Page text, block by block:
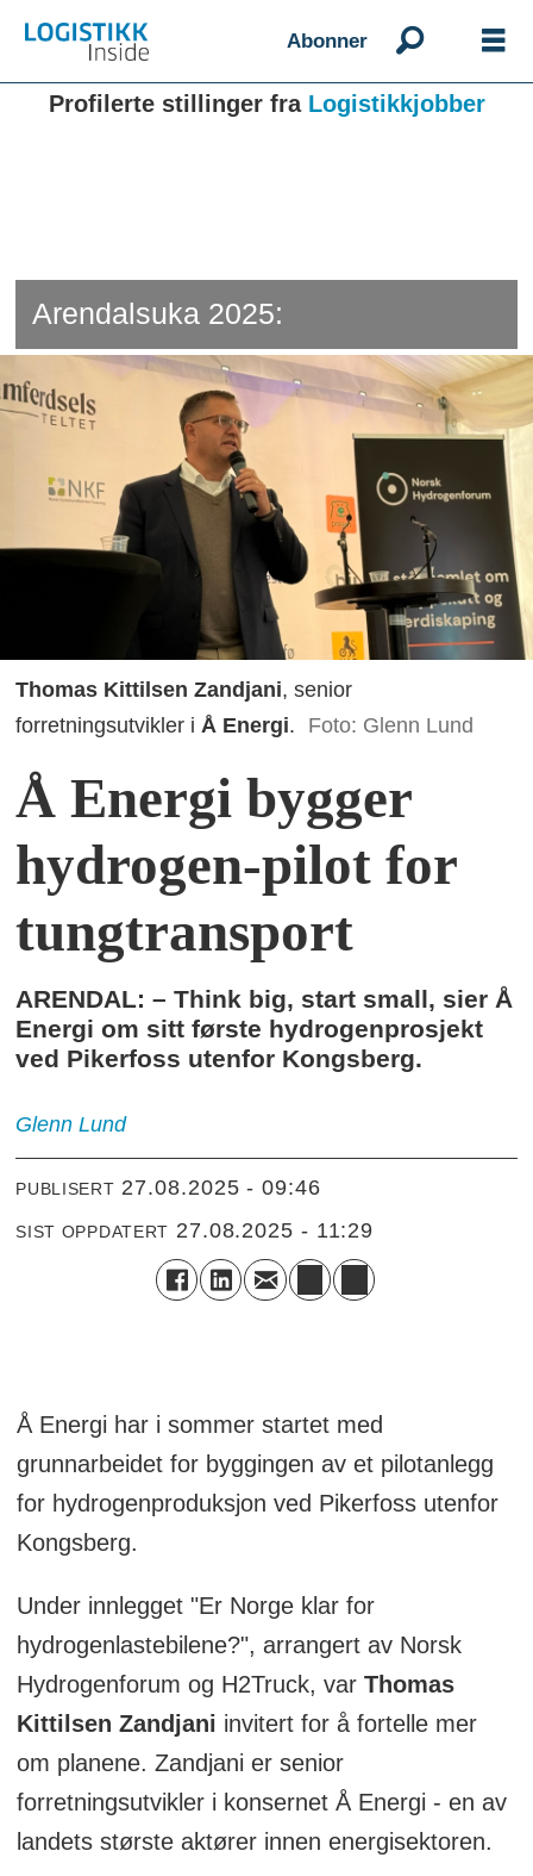
Abonner
Profilerte stillinger fra Logistikkjobber
Arendalsuka 2025:
Thomas Kittilsen Zandjani, senior
forretningsutvikler i Å Energi. Foto: Glenn Lund
Å Energi bygger
hydrogen-pilot for
tungtransport
ARENDAL: – Think big, start small, sier Å
Energi om sitt første hydrogenprosjekt
ved Pikerfoss utenfor Kongsberg.
Glenn Lund
PUBLISERT 27.08.2025 - 09:46
SIST OPPDATERT 27.08.2025 - 11:29
Å Energi har i sommer startet med
grunnarbeidet for byggingen av et pilotanlegg
for hydrogenproduksjon ved Pikerfoss utenfor
Kongsberg.
Under innlegget "Er Norge klar for
hydrogenlastebilene?", arrangert av Norsk
Hydrogenforum og H2Truck, var Thomas
Kittilsen Zandjani invitert for å fortelle mer
om planene. Zandjani er senior
forretningsutvikler i konsernet Å Energi - en av
landets største aktører innen energisektoren.